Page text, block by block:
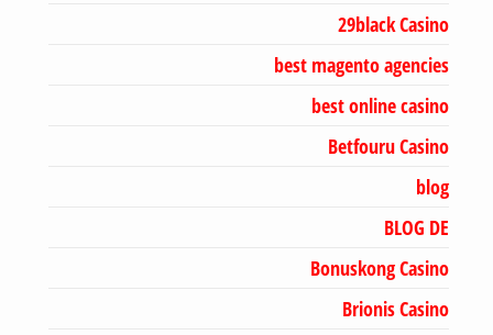
29black Casino
best magento agencies
best online casino
Betfouru Casino
blog
BLOG DE
Bonuskong Casino
Brionis Casino